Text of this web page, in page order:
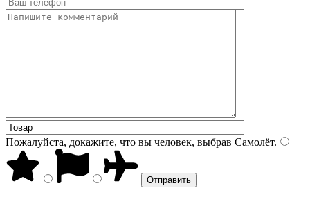
Пожалуйста, докажите, что вы человек, выбрав Самолёт.